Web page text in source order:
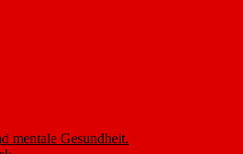
mentale Gesundheit.